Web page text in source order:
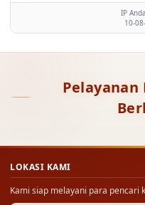
10-
LOKASI KAMI
Kami siap melayani para pencari